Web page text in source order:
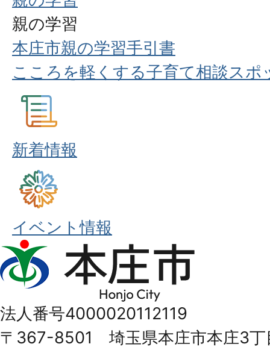
親の学習
本庄市親の学習手引書
こころを軽くする子育て相談スポ
新着情報
イベント情報
本
庄
Honjo
法人番号4000020112119
〒367-8501 埼玉県本庄市本庄3丁